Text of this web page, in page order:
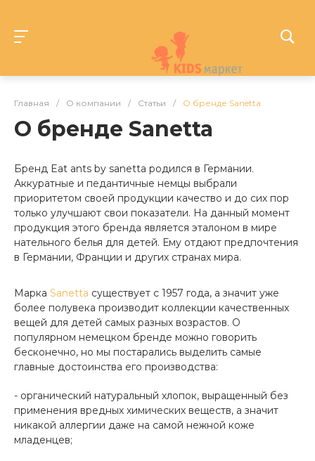
Главная / О компании / Статьи / О бренде Sanetta
О бренде Sanetta
Бренд Eat ants by sanetta родился в Германии.
Аккуратные и педантичные немцы выбрали
приоритетом своей продукции качество и до сих пор
только улучшают свои показатели. На данный момент
продукция этого бренда является эталоном в мире
нательного белья для детей. Ему отдают предпочтения
в Германии, Франции и других странах мира.
Марка Sanetta существует с 1957 года, а значит уже
более полувека производит коллекции качественных
вещей для детей самых разных возрастов. О
популярном немецком бренде можно говорить
бесконечно, но мы постарались выделить самые
главные достоинства его производства:
- органический натуральный хлопок, выращенный без
применения вредных химических веществ, а значит
никакой аллергии даже на самой нежной коже
младенцев;